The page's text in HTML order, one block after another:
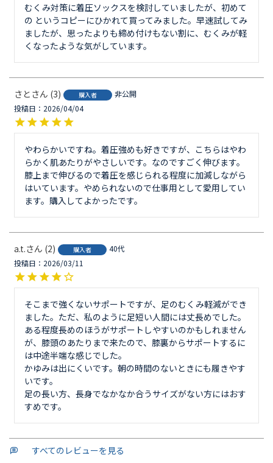
むくみ対策に着圧ソックスを検討していましたが、初めて
の というコピーにひかれて買ってみました。早速試してみ
ましたが、思ったよりも締め付けもない割に、むくみが軽
くなったような気がしています。
さと 3 購入者
非公開
投稿日
2026/04/04
やわらかいですね。着圧強めも好きですが、こちらはやわ
らかく肌あたりがやさしいです。なのですごく伸びます。
膝上まで伸びるので着圧を感じられる程度に加減しながら
はいています。やめられないので仕事用として愛用してい
ます。購入してよかったです。
a.t. 2 購入者
40代
投稿日
2026/03/11
そこまで強くないサポートですが、足のむくみ軽減ができ
ました。ただ、私のように足短い人間には丈長めでした。
ある程度長めのほうがサポートしやすいのかもしれません
が、膝頭のあたりまで来たので、膝裏からサポートするに
は中途半端な感じでした。
かゆみは出にくいです。朝の時間のないときにも履きやす
いです。
足の長い方、長身でなかなか合うサイズがない方にはおす
すめです。
すべてのレビューを見る